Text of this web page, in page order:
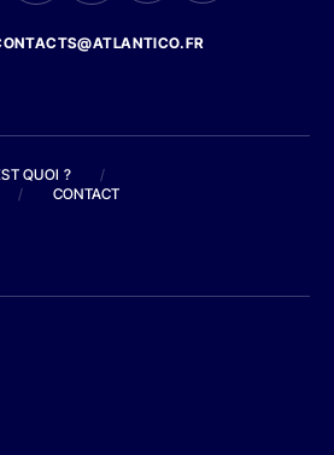
QUOI ?
/
/ CONTACT